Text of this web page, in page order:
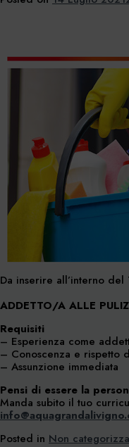
Da inserire all’interno
ADDETTO/A ALLE
Requisiti
– Esperienza come
– Conoscenza e rispetto
– Assunzione immediata
Pensi di essere la
Manda subito il tuo
Posted in Non